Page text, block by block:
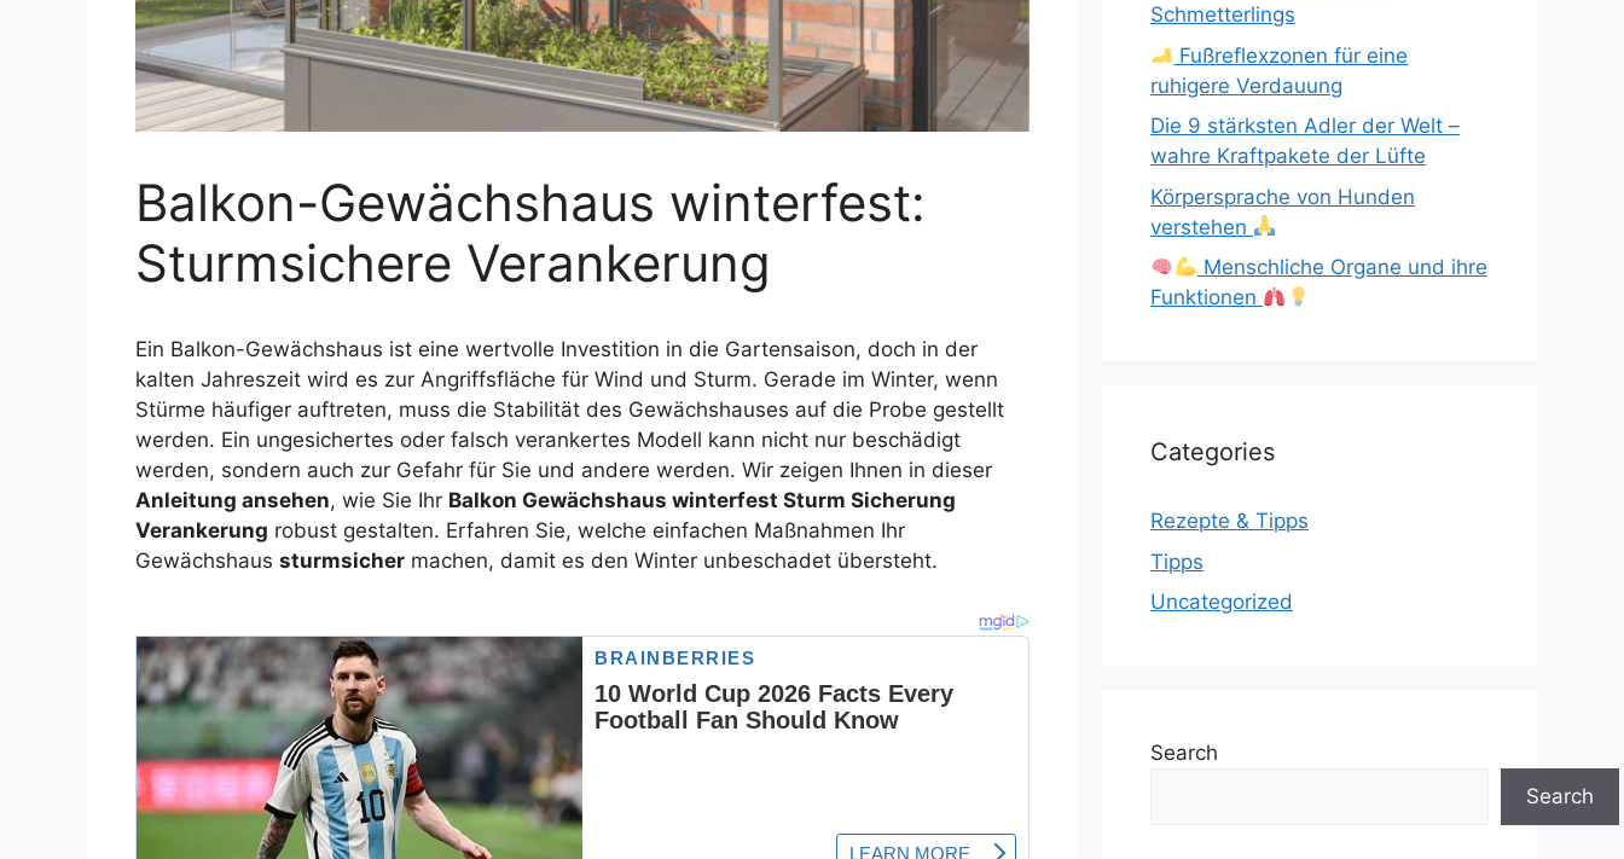
Balkon-Gewächshaus winterfest:
Sturmsichere Verankerung
Ein Balkon-Gewächshaus ist eine wertvolle Investition in die Gartensaison, doch in der
kalten Jahreszeit wird es zur Angriffsfläche für Wind und Sturm. Gerade im Winter, wenn
Stürme häufiger auftreten, muss die Stabilität des Gewächshauses auf die Probe gestellt
werden. Ein ungesichertes oder falsch verankertes Modell kann nicht nur beschädigt
werden, sondern auch zur Gefahr für Sie und andere werden. Wir zeigen Ihnen in dieser
Anleitung ansehen, wie Sie Ihr Balkon Gewächshaus winterfest Sturm Sicherung
Verankerung robust gestalten. Erfahren Sie, welche einfachen Maßnahmen Ihr
Gewächshaus sturmsicher machen, damit es den Winter unbeschadet übersteht.
Schmetterlings
Fußreflexzonen für eine
ruhigere Verdauung
Die 9 stärksten Adler der Welt –
wahre Kraftpakete der Lüfte
Körpersprache von Hunden
verstehen
Menschliche Organe und ihre
Funktionen
Categories
Rezepte & Tipps
Tipps
Uncategorized
Search
Search